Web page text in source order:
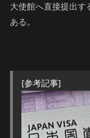
大使館へ直接提出
ある。
[参考記事]